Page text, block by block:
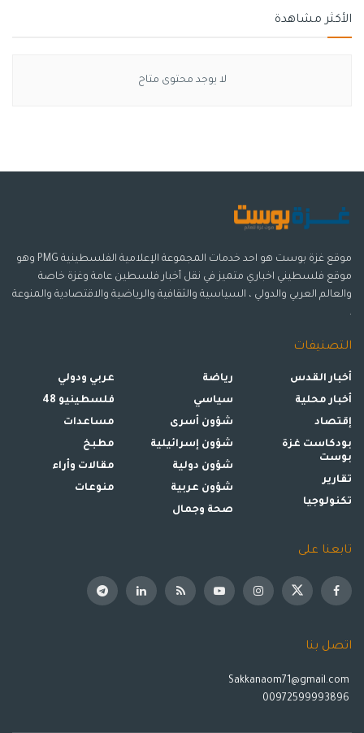
الأكثر مشاهدة
لا يوجد محتوى متاح
موقع غزة بوست هو احد خدمات المجموعة الإعلامية الفلسطينية PMG وهو
موقع فلسطيني اخباري متميز في نقل أخبار فلسطين عامة وغزة خاصة
والعالم العربي والدولي ، السياسية والثقافية والرياضية والاقتصادية والمنوعة
.
التصنيفات
أخبار القدس
أخبار محلية
إقتصاد
بودكاست غزة
بوست
تقارير
تكنولوجيا
رياضة
سياسي
شؤون أسرى
شؤون إسرائيلية
شؤون دولية
شؤون عربية
صحة وجمال
عربي ودولي
فلسطينيو 48
مساعدات
مطبخ
مقالات وأراء
منوعات
تابعنا على
اتصل بنا
Sakkanaom71@gmail.com